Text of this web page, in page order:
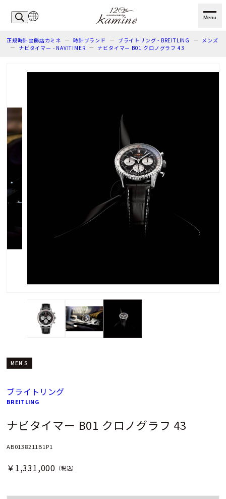
Menu
正規時計宝飾店カミネ 時計ブランド ブライトリング - BREITLING
メンズ
ナビタイマー - NAVITIMER
ナビタイマー B01 クロノグラフ 43
MEN'S
ブライトリング
BREITLING
ナビタイマー B01 クロノグラフ 43
AB0138211B1P1
￥1,331,000 （税込）